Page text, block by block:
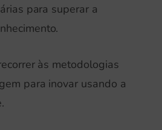
para superar a
às metodologias
para inovar usando a